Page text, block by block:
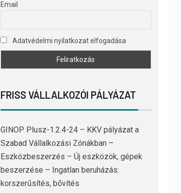
Email
Adatvédelmi nyilatkozat elfogadása
FRISS VÁLLALKOZÓI PÁLYÁZAT
GINOP Plusz-1.2.4-24 – KKV pályázat a
Szabad Vállalkozási Zónákban –
Eszközbeszerzés – Új eszközök, gépek
beszerzése – Ingatlan beruházás:
korszerűsítés, bővítés